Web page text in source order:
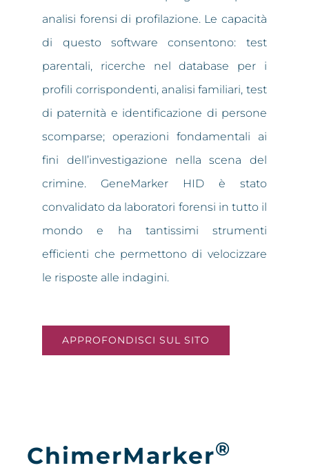
analisi forensi di profilazione. Le capacità
di questo software consentono: test
parentali, ricerche nel database per i
profili corrispondenti, analisi familiari, test
di paternità e identificazione di persone
scomparse; operazioni fondamentali ai
fini dell’investigazione nella scena del
crimine. GeneMarker HID è stato
convalidato da laboratori forensi in tutto il
mondo e ha tantissimi strumenti
efficienti che permettono di velocizzare
le risposte alle indagini.
APPROFONDISCI SUL SITO
ChimerMarker®